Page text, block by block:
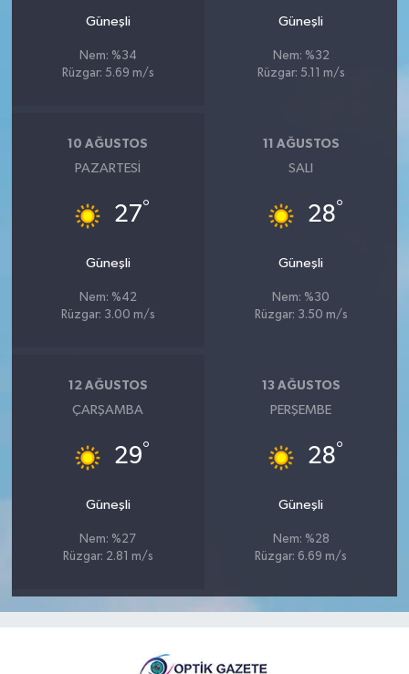
Güneşli
Nem: %34
Rüzgar: 5.69 m/s
Güneşli
Nem: %32
Rüzgar: 5.11 m/s
10 AĞUSTOS
PAZARTESI
27°
Güneşli
Nem: %42
Rüzgar: 3.00 m/s
11 AĞUSTOS
SALI
28°
Güneşli
Nem: %30
Rüzgar: 3.50 m/s
12 AĞUSTOS
ÇARŞAMBA
29°
Güneşli
Nem: %27
Rüzgar: 2.81 m/s
13 AĞUSTOS
PERŞEMBE
28°
Güneşli
Nem: %28
Rüzgar: 6.69 m/s